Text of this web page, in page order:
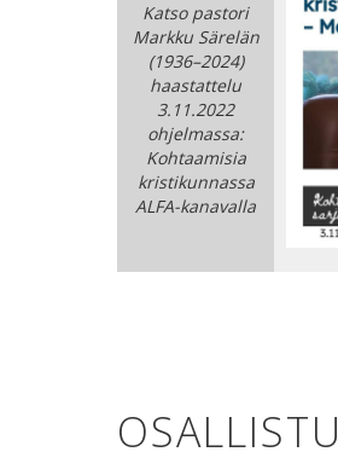
Katso pastori
Markku Särelän
(1936–2024)
haastattelu
3.11.2022
ohjelmassa:
Kohtaamisia
kristikunnassa
ALFA-kanavalla
OSALLISTU